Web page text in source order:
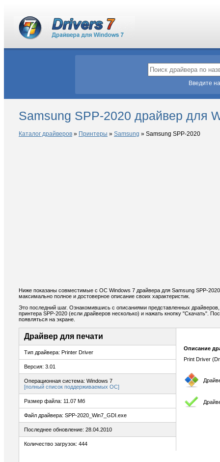
Введите
Samsung SPP-2020 драйвер для
Каталог драйверов » Принтеры » Samsung » Samsung SPP-2020
Ниже показаны совместимые с ОС Windows 7 драйвера для Samsung SPP-
максимально полное и достоверное описание своих характеристик.
Это последний шаг. Ознакомившись с описаниями представленных
принтера SPP-2020 (если драйверов несколько) и нажать кнопку "Скачать".
появляться на экране.
Драйвер для печати
Тип драйвера: Printer Driver
Версия: 3.01
Операционная система: Windows 7
[полный список поддерживаемых ОС]
Размер файла: 11.07 Мб
Файл драйвера: SPP-2020_Win7_GDI.exe
Последнее обновление: 28.04.2010
Количество загрузок: 444
Описание
Print Driver